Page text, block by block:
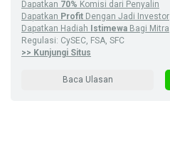
Dapatkan 70% Komisi dari Penyalin
Dapatkan Profit Dengan Jadi Investor
Dapatkan Hadiah
Istimewa Bagi Mitra
Regulasi: CySEC, FSA, SFC
>> Kunjungi Situs
Baca Ulasan